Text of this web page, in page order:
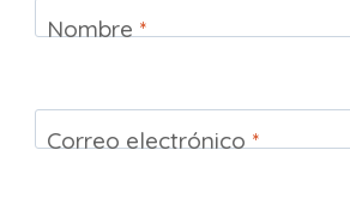
Nombre *
Correo electrónico *